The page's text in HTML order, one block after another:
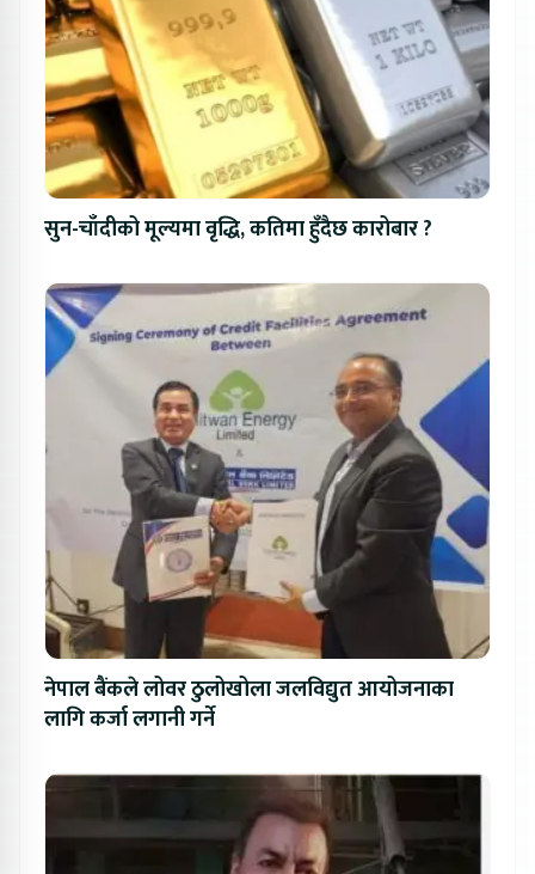
सुन-चाँदीको मूल्यमा वृद्धि, कतिमा हुँदैछ कारोबार ?
नेपाल बैंकले लोवर ठुलोखोला जलविद्युत आयोजनाका
लागि कर्जा लगानी गर्ने